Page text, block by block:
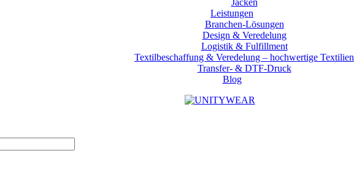
Jacken
Leistungen
Branchen-Lösungen
Design & Veredelung
Logistik & Fulfillment
Textilbeschaffung & Veredelung – hochwertige Textilien
Transfer- & DTF-Druck
Blog